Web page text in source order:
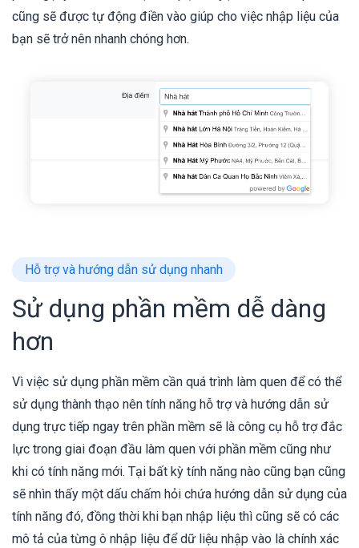
cũng sẽ được tự động điền vào giúp cho việc nhập liệu của
bạn sẽ trở nên nhanh chóng hơn.
Hỗ trợ và hướng dẫn sử dụng nhanh
Sử dụng phần mềm dễ dàng
hơn
Vì việc sử dụng phần mềm cần quá trình làm quen để có thể
sử dụng thành thạo nên tính năng hỗ trợ và hướng dẫn sử
dụng trực tiếp ngay trên phần mềm sẽ là công cụ hỗ trợ đắc
lực trong giai đoạn đầu làm quen với phần mềm cũng như
khi có tính năng mới. Tại bất kỳ tính năng nào cũng bạn cũng
sẽ nhìn thấy một dấu chấm hỏi chứa hướng dẫn sử dụng của
tính năng đó, đồng thời khi bạn nhập liệu thì cũng sẽ có các
mô tả của từng ô nhập liệu để dữ liệu nhập vào là chính xác